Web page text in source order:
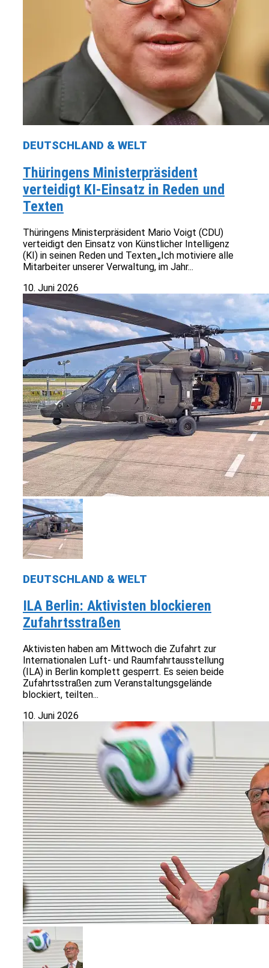
DEUTSCHLAND & WELT
Thüringens Ministerpräsident
verteidigt KI-Einsatz in Reden und
Texten
Thüringens Ministerpräsident Mario Voigt (CDU)
verteidigt den Einsatz von Künstlicher Intelligenz
(KI) in seinen Reden und Texten.„Ich motiviere alle
Mitarbeiter unserer Verwaltung, im Jahr...
10. Juni 2026
DEUTSCHLAND & WELT
ILA Berlin: Aktivisten blockieren
Zufahrtsstraßen
Aktivisten haben am Mittwoch die Zufahrt zur
Internationalen Luft- und Raumfahrtausstellung
(ILA) in Berlin komplett gesperrt. Es seien beide
Zufahrtsstraßen zum Veranstaltungsgelände
blockiert, teilten...
10. Juni 2026